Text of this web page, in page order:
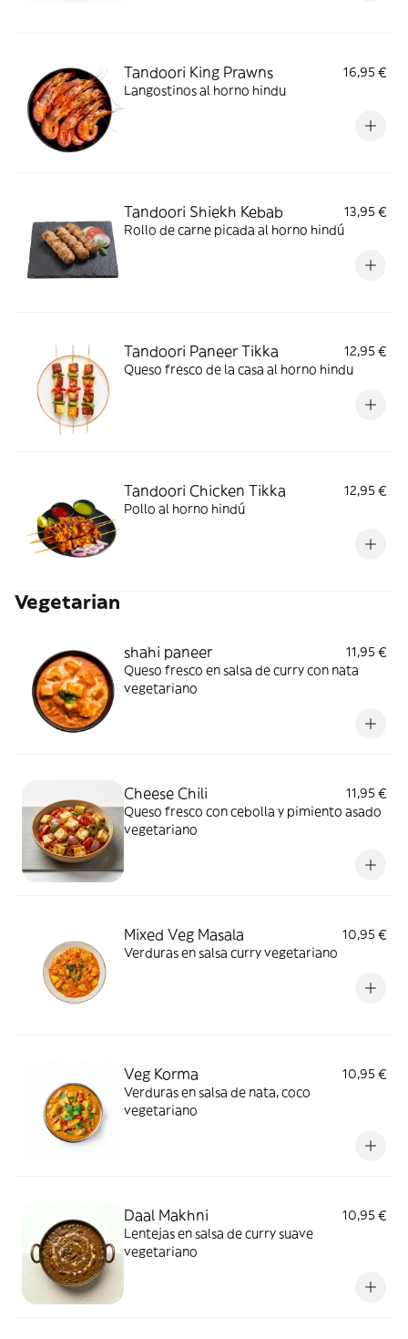
Tandoori King Prawns
16,95 €
Langostinos al horno hindu
Tandoori Shiekh Kebab
13,95 €
Rollo de carne picada al horno hindú
Tandoori Paneer Tikka
12,95 €
Queso fresco de la casa al horno hindu
Tandoori Chicken Tikka
12,95 €
Pollo al horno hindú
Vegetarian
shahi paneer
11,95 €
Queso fresco en salsa de curry con nata
vegetariano
Cheese Chili
11,95 €
Queso fresco con cebolla y pimiento asado
vegetariano
Mixed Veg Masala
10,95 €
Verduras en salsa curry vegetariano
Veg Korma
10,95 €
Verduras en salsa de nata, coco
vegetariano
Daal Makhni
10,95 €
Lentejas en salsa de curry suave
vegetariano